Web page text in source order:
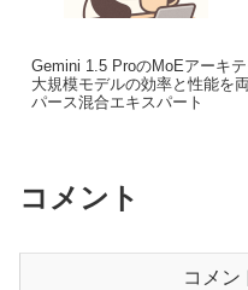
Gemini 1.5 ProのMoEアーキテ
大規模モデルの効率と性能を
パース混合エキスパート
コメント
コメン